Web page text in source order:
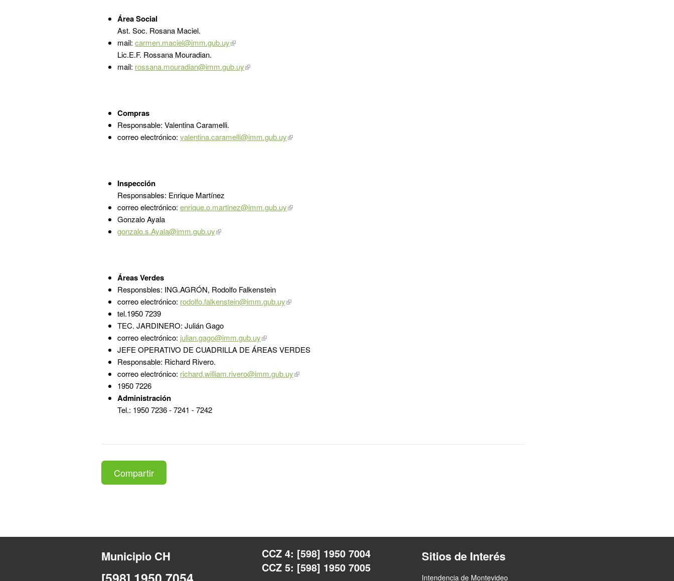
Área Social
Ast. Soc. Rosana Maciel.
mail: carmen.maciel@imm.gub.uy
Lic.E.F. Rossana Mouradian.
mail: rossana.mouradian@imm.gub.uy
Compras
Responsable: Valentina Caramelli.
correo electrónico: valentina.caramelli@imm.gub.uy
Inspección
Responsables: Enrique Martínez
correo electrónico: enrique.o.martinez@imm.gub.uy
Gonzalo Ayala
gonzalo.s.Ayala@imm.gub.uy
Áreas Verdes
Responsbles: ING.AGRÓN, Rodolfo Falkenstein
correo electrónico: rodolfo.falkenstein@imm.gub.uy
tel.1950 7239
TEC. JARDINERO: Julián Gago
correo electrónico: julian.gago@imm.gub.uy
JEFE OPERATIVO DE CUADRILLA DE ÁREAS VERDES
Responsable: Richard Rivero.
correo electrónico: richard.william.rivero@imm.gub.uy
1950 7226
Administración
Tel.: 1950 7236 - 7241 - 7242
Compartir
Municipio CH
CCZ 4: [598] 1950 7004
CCZ 5: [598] 1950 7005
Sitios de Interés
Intendencia de Montevideo